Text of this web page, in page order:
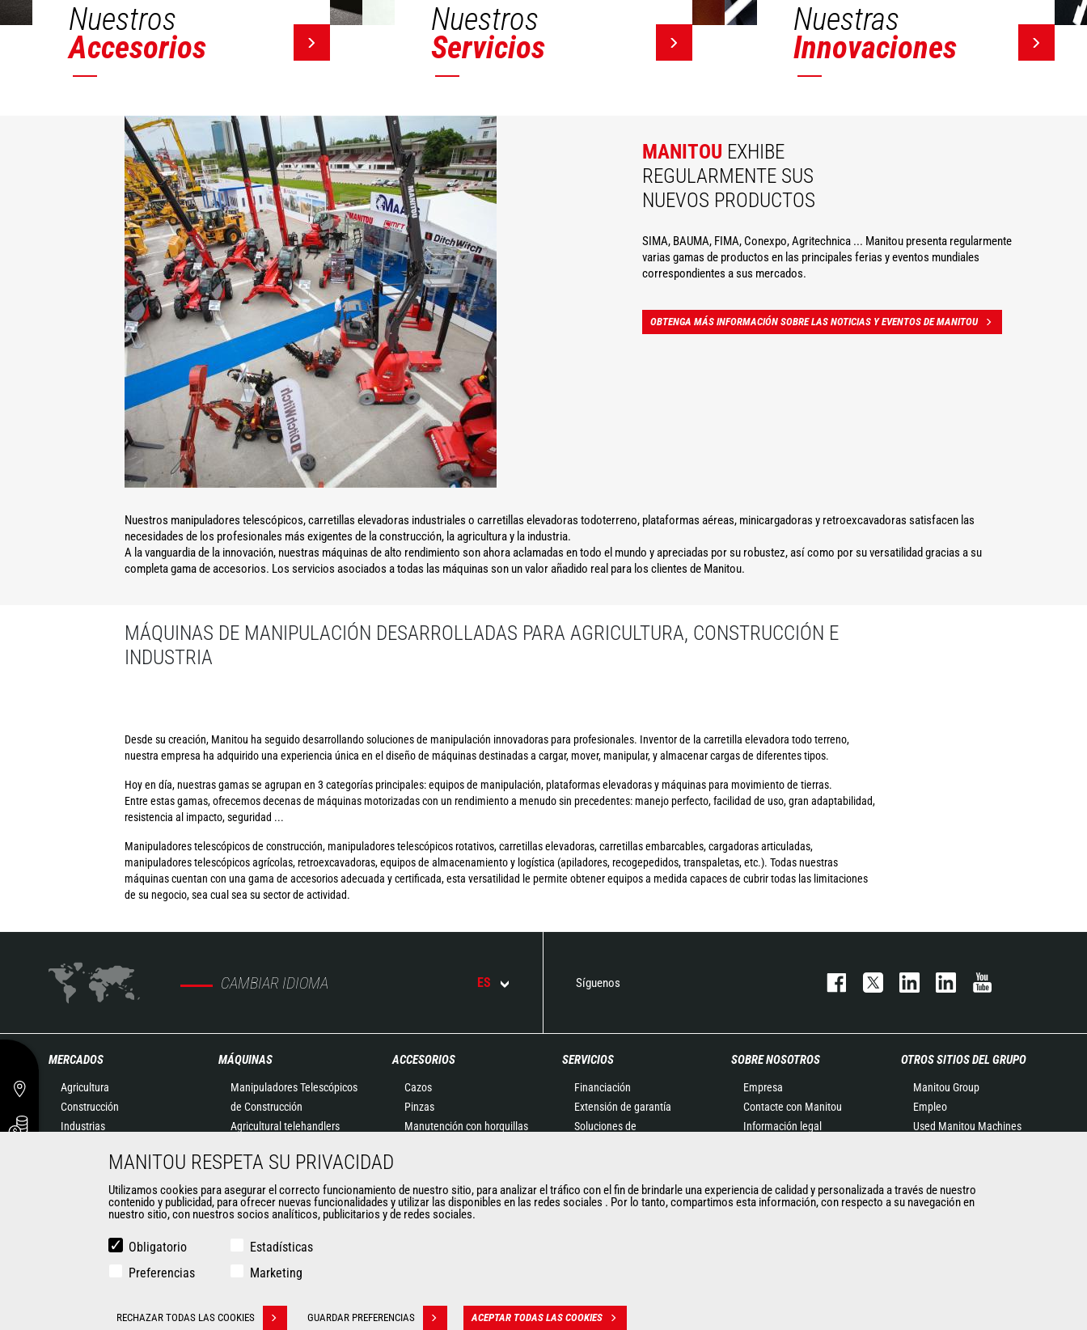
Nuestros
Accesorios
Nuestros
Servicios
Nuestras
Innovaciones
MANITOU EXHIBE
REGULARMENTE SUS
NUEVOS PRODUCTOS
SIMA, BAUMA, FIMA, Conexpo, Agritechnica ... Manitou presenta regularmente
varias gamas de productos en las principales ferias y eventos mundiales
correspondientes a sus mercados.
OBTENGA MÁS INFORMACIÓN SOBRE LAS NOTICIAS Y EVENTOS DE MANITOU
Nuestros manipuladores telescópicos, carretillas elevadoras industriales o carretillas elevadoras todoterreno, plataformas aéreas, minicargadoras y retroexcavadoras satisfacen las
necesidades de los profesionales más exigentes de la construcción, la agricultura y la industria.
A la vanguardia de la innovación, nuestras máquinas de alto rendimiento son ahora aclamadas en todo el mundo y apreciadas por su robustez, así como por su versatilidad gracias a su
completa gama de accesorios. Los servicios asociados a todas las máquinas son un valor añadido real para los clientes de Manitou.
MÁQUINAS DE MANIPULACIÓN DESARROLLADAS PARA AGRICULTURA, CONSTRUCCIÓN E
INDUSTRIA
Desde su creación, Manitou ha seguido desarrollando soluciones de manipulación innovadoras para profesionales. Inventor de la carretilla elevadora todo terreno,
nuestra empresa ha adquirido una experiencia única en el diseño de máquinas destinadas a cargar, mover, manipular, y almacenar cargas de diferentes tipos.
Hoy en día, nuestras gamas se agrupan en 3 categorías principales: equipos de manipulación, plataformas elevadoras y máquinas para movimiento de tierras.
Entre estas gamas, ofrecemos decenas de máquinas motorizadas con un rendimiento a menudo sin precedentes: manejo perfecto, facilidad de uso, gran adaptabilidad,
resistencia al impacto, seguridad ...
Manipuladores telescópicos de construcción, manipuladores telescópicos rotativos, carretillas elevadoras, carretillas embarcables, cargadoras articuladas,
manipuladores telescópicos agrícolas, retroexcavadoras, equipos de almacenamiento y logística (apiladores, recogepedidos, transpaletas, etc.). Todas nuestras
máquinas cuentan con una gama de accesorios adecuada y certificada, esta versatilidad le permite obtener equipos a medida capaces de cubrir todas las limitaciones
de su negocio, sea cual sea su sector de actividad.
CAMBIAR IDIOMA ES Síguenos
MERCADOS
Agricultura
Construcción
Industrias
Aeronáutica
Medio ambiente
MÁQUINAS
Manipuladores Telescópicos
de Construcción
Agricultural telehandlers
Manipuladores Telescópicos
Plataformas Elevadoras
Carretillas Embarcables
Minicargadoras
ACCESORIOS
Cazos
Pinzas
Manutención con horquillas
Cestas
Cubilotes para hormigón
SERVICIOS
Financiación
Extensión de garantía
Soluciones de
Soluciones conectadas
Herramientas de
SOBRE NOSOTROS
Empresa
Contacte con Manitou
Información legal
Historia
General Terms and
OTROS SITIOS DEL GRUPO
Manitou Group
Empleo
Used Manitou Machines
Edge Attachments
MANITOU RESPETA SU PRIVACIDAD
Utilizamos cookies para asegurar el correcto funcionamiento de nuestro sitio, para analizar el tráfico con el fin de brindarle una experiencia de calidad y personalizada a través de nuestro
contenido y publicidad, para ofrecer nuevas funcionalidades y utilizar las disponibles en las redes sociales . Por lo tanto, compartimos esta información, con respecto a su navegación en
nuestro sitio, con nuestros socios analíticos, publicitarios y de redes sociales.
Obligatorio
Estadísticas
Preferencias
Marketing
RECHAZAR TODAS LAS COOKIES GUARDAR PREFERENCIAS ACEPTAR TODAS LAS COOKIES